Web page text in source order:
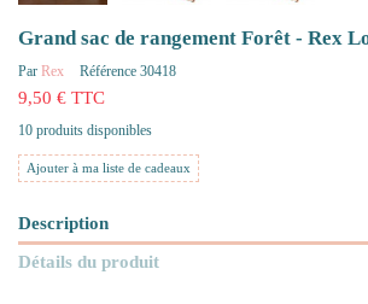
Grand sac de rangement Forêt - Rex
Par Rex Référence 30418
9,50 € TTC
10 produits disponibles
Ajouter à ma liste de cadeaux
Description
Détails du produit